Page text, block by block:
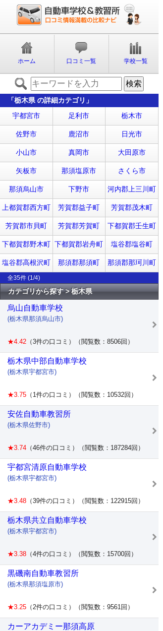
ホーム 口コミ一覧 学校一覧
「栃木県 の詳細カテゴリ」
宇都宮市 足利市 栃木市
佐野市 鹿沼市 日光市
小山市 真岡市 大田原市
矢板市 那須塩原市 さくら市
那須烏山市 下野市 河内郡上三川町
上都賀郡西方町 芳賀郡益子町 芳賀郡茂木町
芳賀郡市貝町 芳賀郡芳賀町 下都賀郡壬生町
下都賀郡野木町 下都賀郡岩舟町 塩谷郡塩谷町
塩谷郡高根沢町 那須郡那須町 那須郡那珂川町
全35件 (1/4)
カテゴリから探す > 栃木県
烏山自動車学校
(栃木県那須烏山市)
★4.42 （3件の口コミ）（閲覧数：8506回）
栃木県中部自動車学校
(栃木県宇都宮市)
★3.75 （1件の口コミ）（閲覧数：10532回）
安佐自動車教習所
(栃木県佐野市)
★3.74 （46件の口コミ）（閲覧数：187284回）
宇都宮清原自動車学校
(栃木県宇都宮市)
★3.48 （39件の口コミ）（閲覧数：122915回）
栃木県共立自動車学校
(栃木県宇都宮市)
★3.38 （4件の口コミ）（閲覧数：15700回）
黒磯南自動車教習所
(栃木県那須塩原市)
★3.25 （2件の口コミ）（閲覧数：9561回）
カーアカデミー那須高原